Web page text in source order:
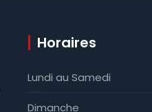
Horaires
Lundi au Samedi
Dimanche